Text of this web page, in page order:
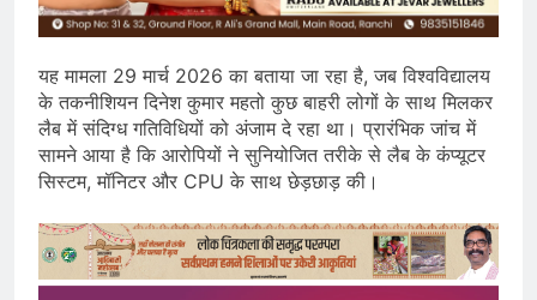
यह मामला 29 मार्च 2026 का बताया जा रहा है, जब विश्वविद्यालय
के तकनीशियन दिनेश कुमार महतो कुछ बाहरी लोगों के साथ मिलकर
लैब में संदिग्ध गतिविधियों को अंजाम दे रहा था। प्रारंभिक जांच में
सामने आया है कि आरोपियों ने सुनियोजित तरीके से लैब के कंप्यूटर
सिस्टम, मॉनिटर और CPU के साथ छेड़छाड़ की।